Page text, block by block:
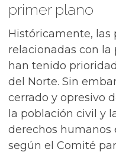
primer plano
Históricamente, las
relacionadas con
han tenido
del Norte. Sin
cerrado y opresivo
la población civil y
derechos humanos
según el Comité